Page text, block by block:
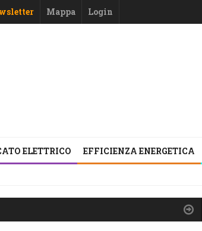
Mappa Login
ELETTRICO EFFICIENZA ENERGETICA